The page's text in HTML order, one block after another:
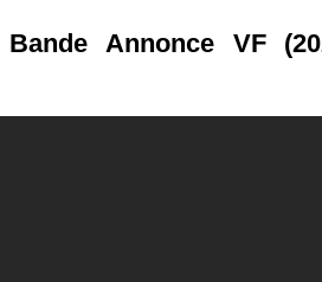
Bande Annonce VF